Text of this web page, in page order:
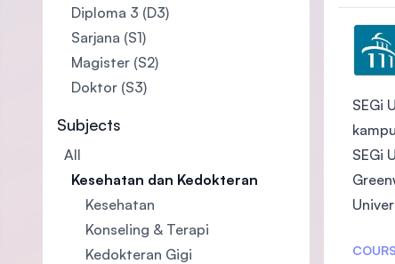
Diploma 3 (D3)
Sarjana (S1)
Magister (S2)
Doktor (S3)
Subjects
All
Kesehatan dan Kedokteran
Kesehatan
Konseling & Terapi
Kedokteran Gigi
SEGi
SEGi